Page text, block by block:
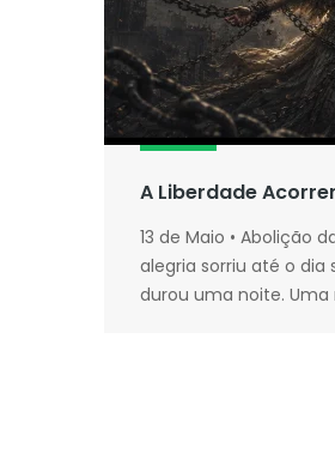
A Liberdade
13 de Maio • Abolição
alegria sorriu até o dia
durou uma noite. Uma